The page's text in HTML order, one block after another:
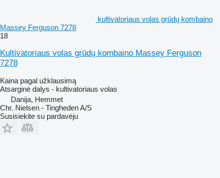
kultivatoriaus volas grūdų kombaino
Massey Ferguson 7278
18
Kultivatoriaus volas grūdų kombaino Massey Ferguson
7278
Kaina pagal užklausimą
Atsarginė dalys - kultivatoriaus volas
Danija, Hemmet
Chr. Nielsen - Tingheden A/S
Susisiekite su pardavėju